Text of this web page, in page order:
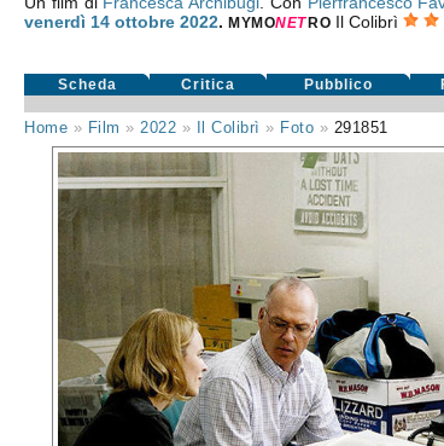
venerdì 14 ottobre 2022.MYMONET RO Il Colibrì
Scheda Critica Pubblico
Home » Film » 2022 » Il Colibrì » Foto » 291851